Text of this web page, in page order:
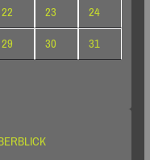
22 23
24
29 30
31